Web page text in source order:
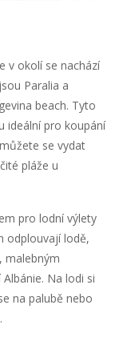
v okolí se nachází
Paralia a
beach. Tyto
ideální pro koupání
se vydat
pláže u
pro lodní výlety
odplouvají lodě,
malebným
Na lodi si
na palubě nebo